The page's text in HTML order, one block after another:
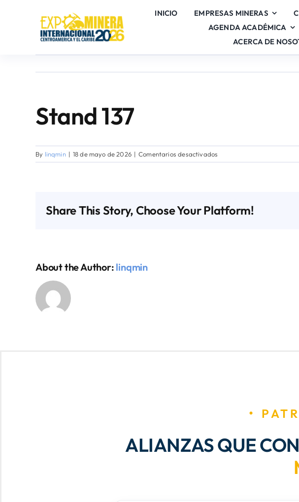
INICIO EMPRESAS MINERAS
AGENDA ACADÉMICA
ACERCA DE
Stand 137
By linqmin | 18 de mayo de 2026 | Comentarios desactivados
Stand
Share This Story, Choose Your Platform!
About the Author: linqmin
ALIANZAS QUE